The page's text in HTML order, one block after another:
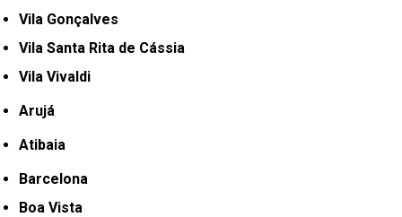
Vila Gonçalves
Vila Santa Rita de Cássia
Vila Vivaldi
Arujá
Atibaia
Barcelona
Boa Vista